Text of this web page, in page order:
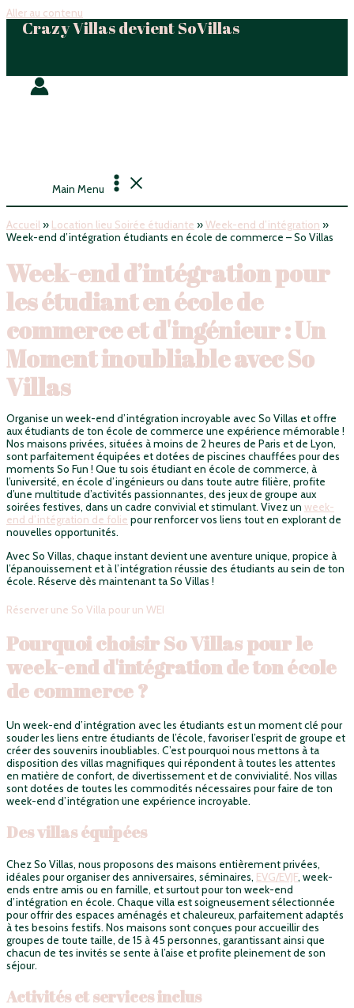
Aller au contenu
Crazy Villas devient SoVillas
Main Menu
Accueil » Location lieu Soirée étudiante »Week-end d’intégration »
Week-end d’intégration étudiants en école de commerce – So Villas
Week-end d’intégration pour
les étudiant en école de
commerce et d'ingénieur : Un
Moment inoubliable avec So
Villas
Organise un week-end d’intégration incroyable avec So Villas etoffre
aux étudiants de ton école de commerce une expérience mémorable !
Nos maisons privées, situées à moins de 2 heures de Paris et de Lyon,
sont parfaitement équipées et dotées de piscines chauffées pour des
moments So Fun ! Que tu sois étudiant en école de commerce, à
l’université, en école d’ingénieurs ou dans toute autre filière, profite
d’une multitude d’activités passionnantes, des jeux de groupe aux
soirées festives, dans un cadre convivial et stimulant. Vivez un week-
end d’intégration de folie pour renforcer vos liens tout en explorant de
nouvelles opportunités.
Avec So Villas, chaque instant devient une aventure unique, propice à
l’épanouissement et à l’intégration réussie des étudiants au sein de ton
école. Réserve dès maintenant ta So Villas !
Réserver une So Villa pour un WEI
Pourquoi choisir So Villas pour le
week-end d'intégration de ton école
de commerce ?
Un week-end d’intégration avec les étudiants est un moment clé pour
souder les liens entre étudiants de l’école, favoriser l’esprit de groupe et
créer des souvenirs inoubliables. C’est pourquoi nous mettons à ta
disposition des villas magnifiques qui répondent à toutes les attentes
en matière de confort, de divertissement et de convivialité. Nos villas
sont dotées de toutes les commodités nécessaires pour faire de ton
week-end d’intégration une expérience incroyable.
Des villas équipées
Chez So Villas, nous proposons des maisons entièrement privées,
idéales pour organiser des anniversaires, séminaires, EVG/EVJF, week-
ends entre amis ou en famille, et surtout pour ton week-end
d’intégration en école. Chaque villa est soigneusement sélectionnée
pour offrir des espaces aménagés et chaleureux, parfaitement adaptés
à tes besoins festifs. Nos maisons sont conçues pour accueillir des
groupes de toute taille, de 15 à 45 personnes, garantissant ainsi que
chacun de tes invités se sente à l’aise et profite pleinement de son
séjour.
Activités et services inclus